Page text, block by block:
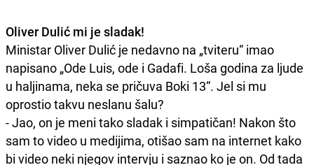
Oliver Dulić mi je sladak!
Ministar Oliver Dulić je nedavno na „tviteru“ imao
napisano „Ode Luis, ode i Gadafi. Loša godina za ljude
u haljinama, neka se pričuva Boki 13“. Jel si mu
oprostio takvu neslanu šalu?
- Jao, on je meni tako sladak i simpatičan! Nakon što
sam to video u medijima, otišao sam na internet kako
bi video neki njegov intervju i saznao ko je on. Od tada